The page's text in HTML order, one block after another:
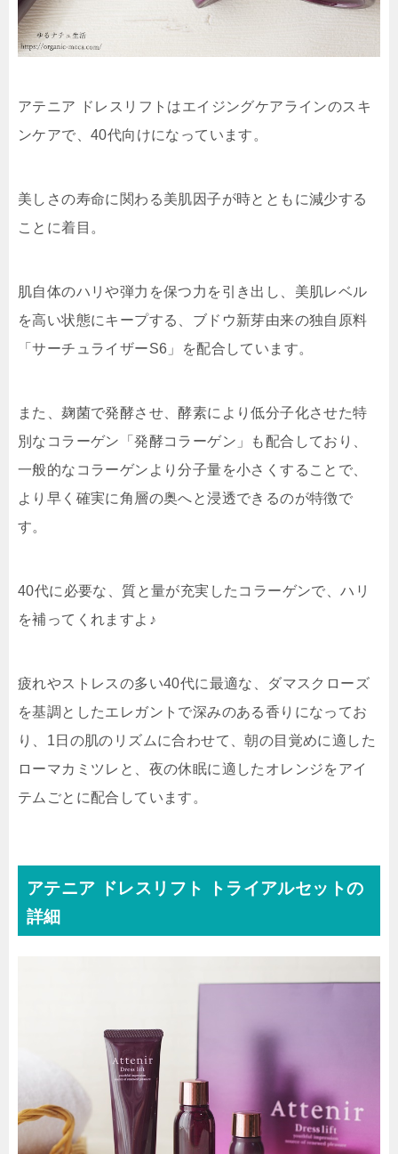
アテニア ドレスリフトはエイジングケアラインのスキ
ンケアで、40代向けになっています。
美しさの寿命に関わる美肌因子が時とともに減少する
ことに着目。
肌自体のハリや弾力を保つ力を引き出し、美肌レベル
を高い状態にキープする、ブドウ新芽由来の独自原料
「サーチュライザーS6」を配合しています。
また、麹菌で発酵させ、酵素により低分子化させた特
別なコラーゲン「発酵コラーゲン」も配合しており、
一般的なコラーゲンより分子量を小さくすることで、
より早く確実に角層の奥へと浸透できるのが特徴で
す。
40代に必要な、質と量が充実したコラーゲンで、ハリ
を補ってくれますよ♪
疲れやストレスの多い40代に最適な、ダマスクローズ
を基調としたエレガントで深みのある香りになってお
り、1日の肌のリズムに合わせて、朝の目覚めに適した
ローマカミツレと、夜の休眠に適したオレンジをアイ
テムごとに配合しています。
アテニア ドレスリフト トライアルセットの
詳細